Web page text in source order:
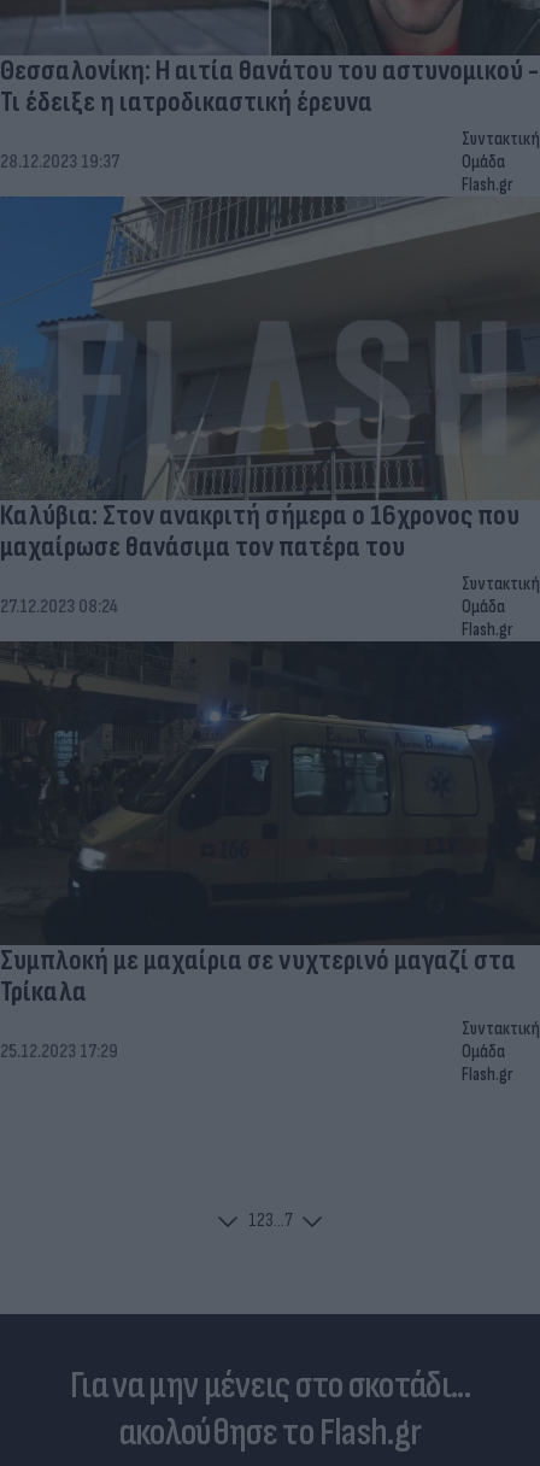
Θεσσαλονίκη: Η αιτία θανάτου του αστυνομικού -
Τι έδειξε η ιατροδικαστική έρευνα
28.12.2023 19:37
Συντακτική
Ομάδα
Flash.gr
Καλύβια: Στον ανακριτή σήμερα ο 16χρονος που
μαχαίρωσε θανάσιμα τον πατέρα του
27.12.2023 08:24
Συντακτική
Ομάδα
Flash.gr
Συμπλοκή με μαχαίρια σε νυχτερινό μαγαζί στα
Τρίκαλα
25.12.2023 17:29
Συντακτική
Ομάδα
Flash.gr
123...7
Για να μην μένεις στο σκοτάδι...
ακολούθησε το Flash.gr